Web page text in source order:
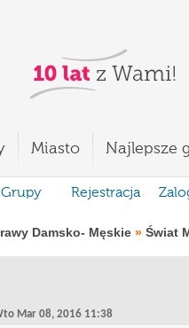
Miasto Najlepsze
Grupy Rejestracja
Damsko- Męskie » Świat
Mar 08, 2016 11:38